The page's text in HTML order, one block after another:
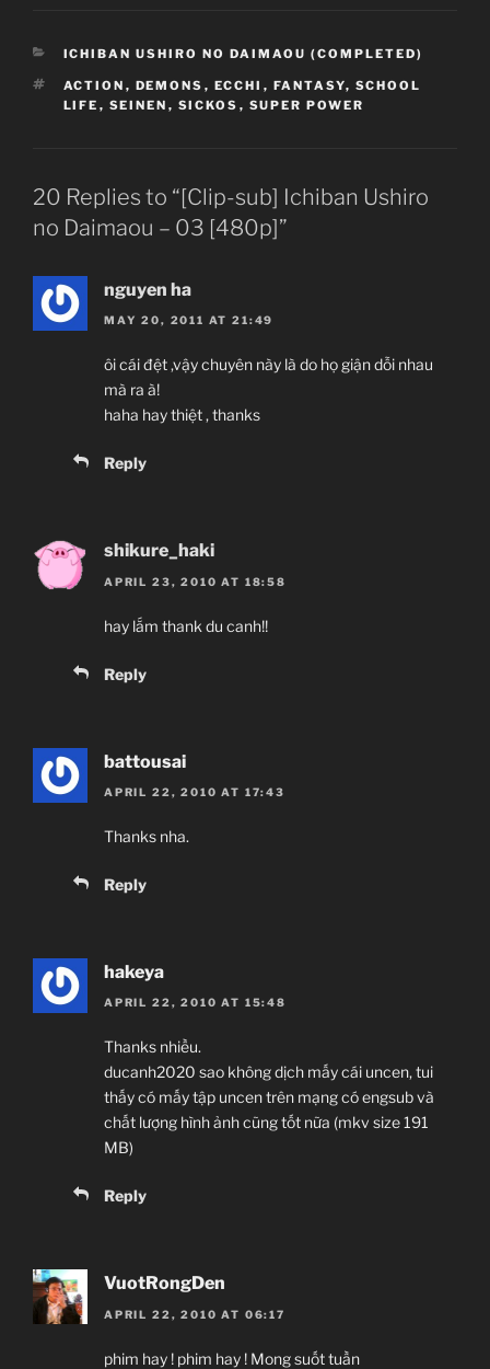
CATEGORIES
ICHIBAN USHIRO NO DAIMAOU (COMPLETED)
TAGS
ACTION , DEMONS , ECCHI , FANTASY, SCHOOL
LIFE , SEINEN , SICKOS , SUPER POWER
20 Replies to “[Clip-sub] Ichiban Ushiro
no Daimaou – 03 [480p]”
nguyen ha
MAY 20, 2011 AT 21:49
ôi cái đệt ,vậy chuyên này là do họ giận dỗi nhau
mà ra à!
haha hay thiệt , thanks
Reply
shikure_haki
APRIL 23, 2010 AT 18:58
hay lắm thank du canh!!
Reply
battousai
APRIL 22, 2010 AT 17:43
Thanks nha.
Reply
hakeya
APRIL 22, 2010 AT 15:48
Thanks nhiều.
ducanh2020 sao không dịch mấy cái uncen, tui
thấy có mấy tập uncen trên mạng có engsub và
chất lượng hình ảnh cũng tốt nữa (mkv size 191
MB)
Reply
VuotRongDen
APRIL 22, 2010 AT 06:17
phim hay ! phim hay ! Mong suốt tuần